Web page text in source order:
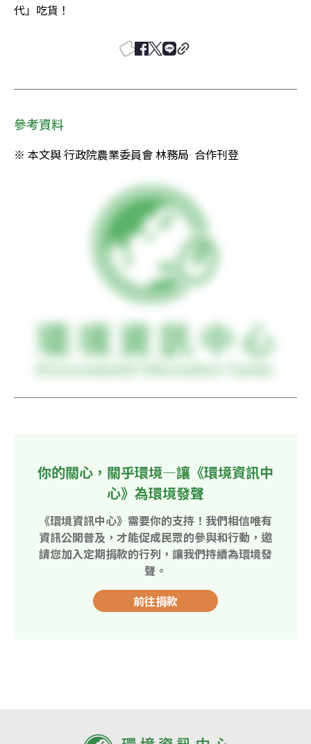
代」吃貨！
參考資料
※ 本文與 行政院農業委員會 林務局  合作刊登
你的關心，關乎環境—讓《環境資訊中
心》為環境發聲
《環境資訊中心》需要你的支持！我們相信唯有
資訊公開普及，才能促成民眾的參與和行動，邀
請您加入定期捐款的行列，讓我們持續為環境發
聲。
前往捐款